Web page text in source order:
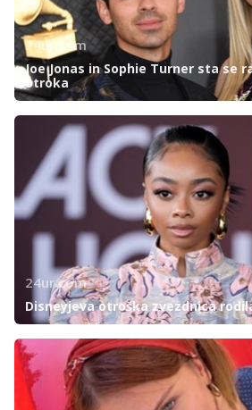
24ur.com
Joe Jonas in Sophie Turner sta se
otroka
24ur.com
Disneyjeva otroška zvezdnica